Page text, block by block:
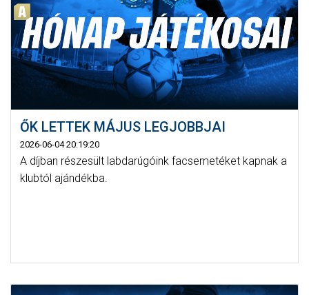
ŐK LETTEK MÁJUS LEGJOBBJAI
2026-06-04 20:19:20
A díjban részesült labdarúgóink facsemetéket kapnak a
klubtól ajándékba.